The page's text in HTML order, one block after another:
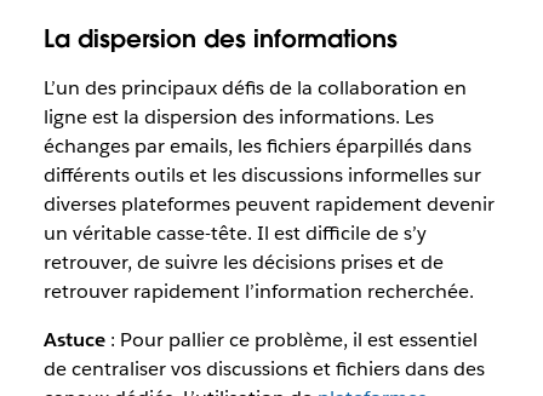
La dispersion des informations
L’un des principaux défis de la collaboration en
ligne est la dispersion des informations. Les
échanges par emails, les fichiers éparpillés dans
différents outils et les discussions informelles sur
diverses plateformes peuvent rapidement devenir
un véritable casse-tête. Il est difficile de s’y
retrouver, de suivre les décisions prises et de
retrouver rapidement l’information recherchée.
Astuce: Pour pallier ce problème, il est essentiel
de centraliser vos discussions et fichiers dans des